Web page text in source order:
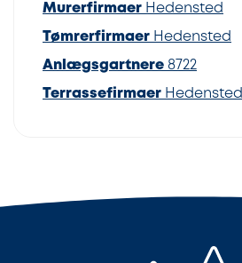
Murerfirmaer Hedensted
Tømrerfirmaer Hedensted
Anlægsgartnere 8722
Terrassefirmaer Hedensted